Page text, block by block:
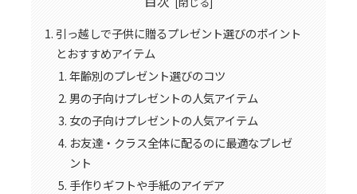
引っ越しで子供に贈るプレゼント選びのポイント
とおすすめアイテム
年齢別のプレゼント選びのコツ
男の子向けプレゼントの人気アイテム
女の子向けプレゼントの人気アイテム
お友達・クラス全体に配るのに最適なプレゼ
ント
手作りギフトや手紙のアイデア